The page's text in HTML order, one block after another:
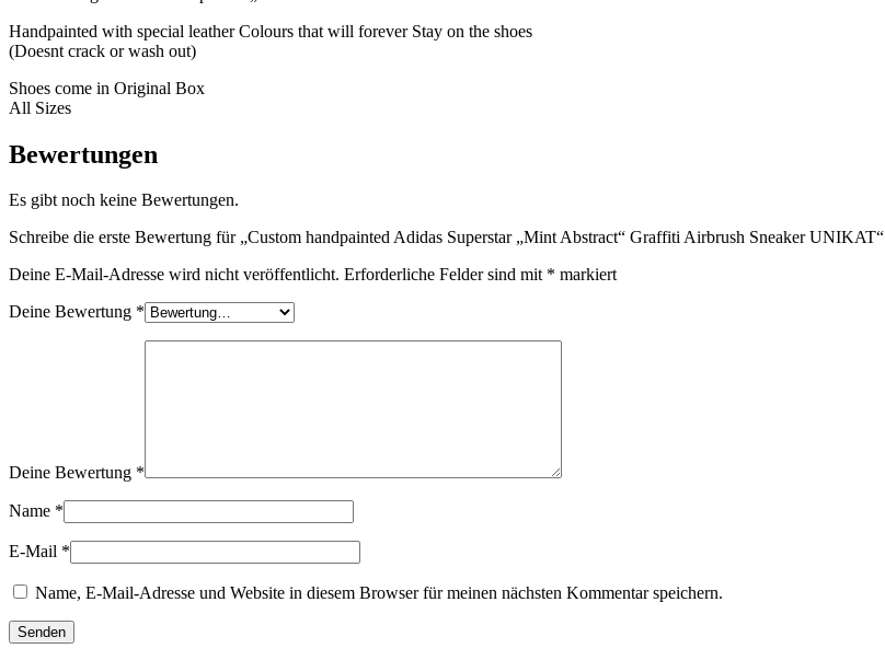
Handpainted with special leather Colours that will forever Stay on the shoes
(Doesnt crack or wash out)
Shoes come in Original Box
All Sizes
Bewertungen
Es gibt noch keine Bewertungen.
Schreibe die erste Bewertung für „Custom handpainted Adidas Superstar „Mint Abstract“ Graffiti Airbrush Sneaker UNIKAT“
Deine E-Mail-Adresse wird nicht veröffentlicht. Erforderliche Felder sind mit * markiert
Deine Bewertung *
Deine Bewertung *
Name *
E-Mail *
Name, E-Mail-Adresse und Website in diesem Browser für meinen nächsten Kommentar speichern.